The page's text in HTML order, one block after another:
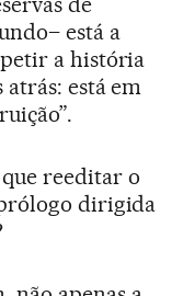
está a
a história
atrás: está em
reeditar o
dirigida